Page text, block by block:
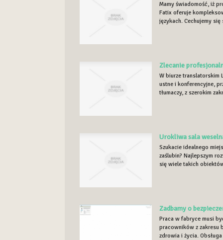
Mamy świadomość, iż
Fatix oferuje
językach. Cechujemy się
Zlecanie
W biurze translatorskim
ustne i konferencyjne,
tłumaczy, z szerokim
Urokliwa sala
Szukacie idealnego
zaślubin? Najlepszym
się wiele takich
Zadbamy o
Praca w fabryce musi
pracowników z zakresu
zdrowia i życia.